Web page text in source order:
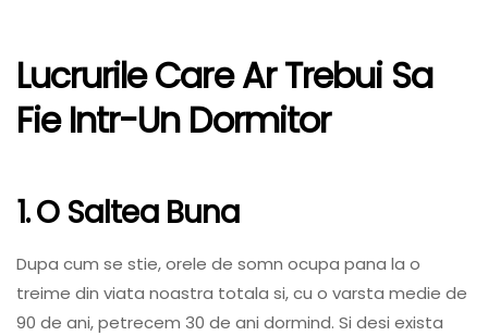
Lucrurile Care Ar Trebui Sa
Fie Intr-Un Dormitor
1. O Saltea Buna
Dupa cum se stie, orele de somn ocupa pana la o
treime din viata noastra totala si, cu o varsta medie de
90 de ani, petrecem 30 de ani dormind. Si desi exista